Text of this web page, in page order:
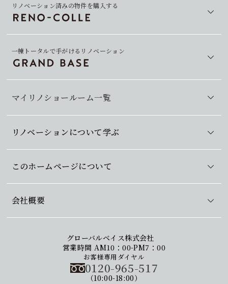
マイリノショールーム一覧
リノベーション済みの物件を購入する
一棟トータルで手がけるリノベーション
リノベーションについて学ぶ
このホームページについて
会社概要
グローバルベイス株式会社
営業時間 AM10：00-PM7：00
お客様専用ダイヤル
0120-965-517
（10:00-18:00）